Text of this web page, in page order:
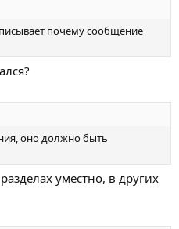
почему сообщение
оно должно быть
уместно, в других